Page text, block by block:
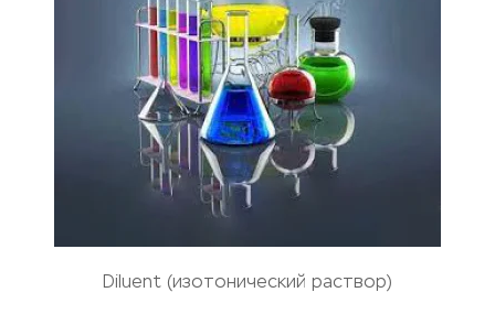
Diluent (изотонический раствор)